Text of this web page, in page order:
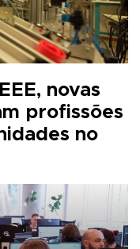
novas
profissões
no